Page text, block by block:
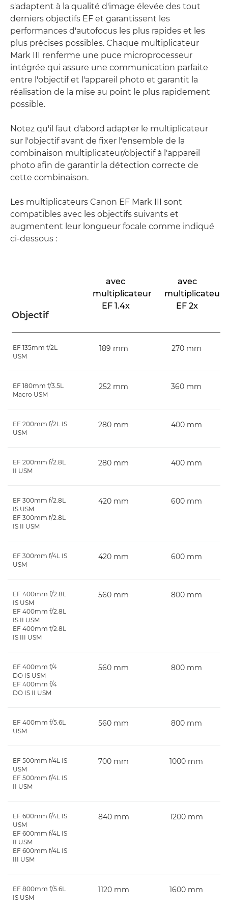
s'adaptent à la qualité d'image élevée des tout
derniers objectifs EF et garantissent les
performances d'autofocus les plus rapides et les
plus précises possibles. Chaque multiplicateur
Mark III renferme une puce microprocesseur
intégrée qui assure une communication parfaite
entre l'objectif et l'appareil photo et garantit la
réalisation de la mise au point le plus rapidement
possible.
Notez qu'il faut d'abord adapter le multiplicateur
sur l'objectif avant de fixer l'ensemble de la
combinaison multiplicateur/objectif à l'appareil
photo afin de garantir la détection correcte de
cette combinaison.
Les multiplicateurs Canon EF Mark III sont
compatibles avec les objectifs suivants et
augmentent leur longueur focale comme indiqué
ci-dessous :
Objectif
avec
multiplicateur
EF 1.4x
avec
multiplicateur
EF 2x
EF 135mm f/2L
USM
189 mm 270 mm
EF 180mm f/3.5L
Macro USM
252 mm 360 mm
EF 200mm f/2L IS
USM
280 mm 400 mm
EF 200mm f/2.8L
II USM
280 mm 400 mm
EF 300mm f/2.8L
IS USM
EF 300mm f/2.8L
IS II USM
420 mm 600 mm
EF 300mm f/4L IS
USM
420 mm 600 mm
EF 400mm f/2.8L
IS USM
EF 400mm f/2.8L
IS II USM
EF 400mm f/2.8L
IS III USM
560 mm 800 mm
EF 400mm f/4
DO IS USM
EF 400mm f/4
DO IS II USM
560 mm 800 mm
EF 400mm f/5.6L
USM
560 mm 800 mm
EF 500mm f/4L IS
USM
EF 500mm f/4L IS
II USM
700 mm 1000 mm
EF 600mm f/4L IS
USM
EF 600mm f/4L IS
II USM
EF 600mm f/4L IS
III USM
840 mm 1200 mm
EF 800mm f/5.6L
IS USM
1120 mm 1600 mm